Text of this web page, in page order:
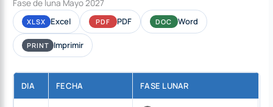
Fase de luna Mayo 2027
XLSX Excel PDF PDF DOC Word
PRINT Imprimir
DIA FECHA FASE LUNAR